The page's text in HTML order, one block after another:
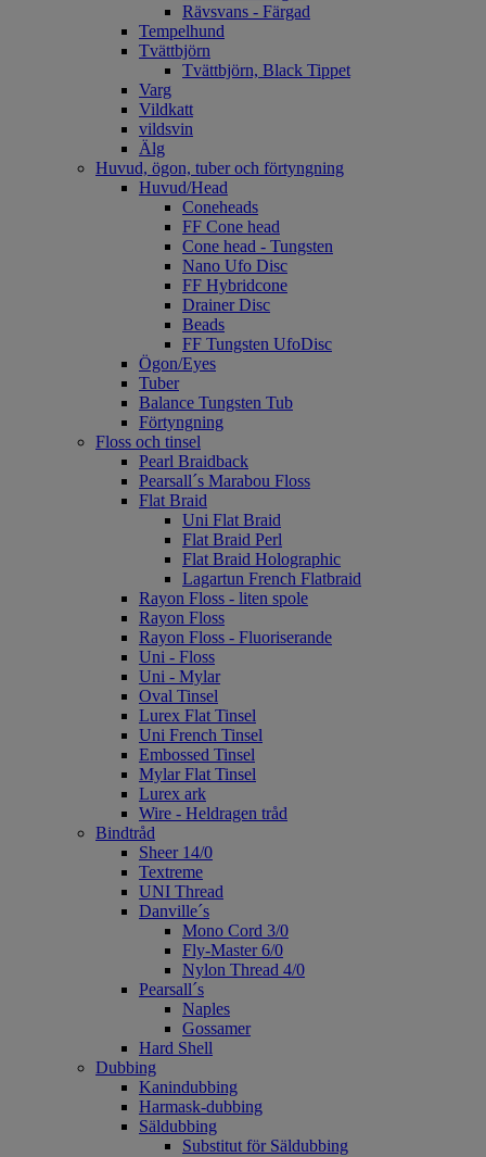
Rävsvans - Färgad
Tempelhund
Tvättbjörn
Tvättbjörn, Black Tippet
Varg
Vildkatt
vildsvin
Älg
Huvud, ögon, tuber och förtyngning
Huvud/Head
Coneheads
FF Cone head
Cone head - Tungsten
Nano Ufo Disc
FF Hybridcone
Drainer Disc
Beads
FF Tungsten UfoDisc
Ögon/Eyes
Tuber
Balance Tungsten Tub
Förtyngning
Floss och tinsel
Pearl Braidback
Pearsall´s Marabou Floss
Flat Braid
Uni Flat Braid
Flat Braid Perl
Flat Braid Holographic
Lagartun French Flatbraid
Rayon Floss - liten spole
Rayon Floss
Rayon Floss - Fluoriserande
Uni - Floss
Uni - Mylar
Oval Tinsel
Lurex Flat Tinsel
Uni French Tinsel
Embossed Tinsel
Mylar Flat Tinsel
Lurex ark
Wire - Heldragen tråd
Bindtråd
Sheer 14/0
Textreme
UNI Thread
Danville´s
Mono Cord 3/0
Fly-Master 6/0
Nylon Thread 4/0
Pearsall´s
Naples
Gossamer
Hard Shell
Dubbing
Kanindubbing
Harmask-dubbing
Säldubbing
Substitut för Säldubbing